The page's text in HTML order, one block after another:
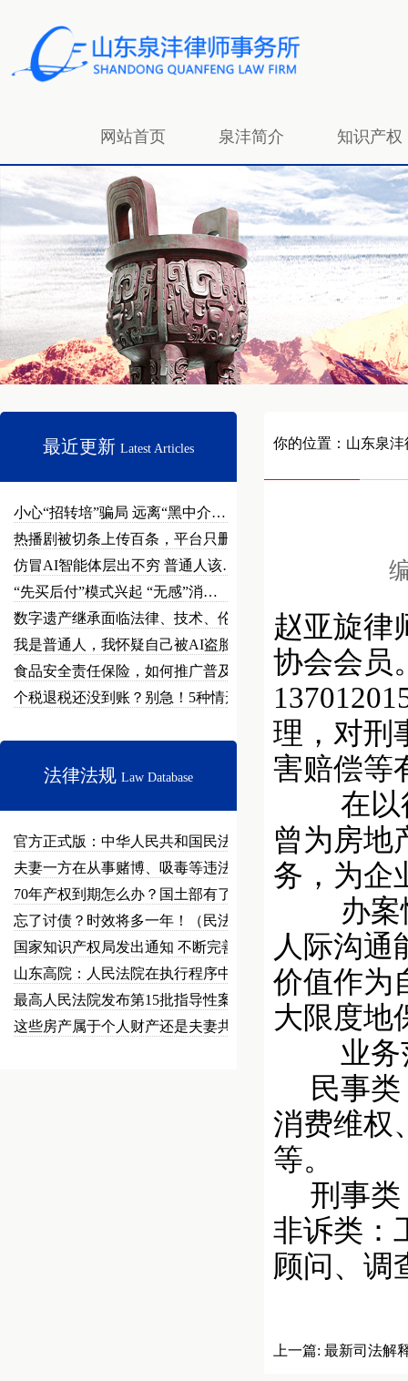
网站首页 泉沣简介 知识产权
招贤纳士
最近更新 Latest Articles
小心“招转培”骗局 远离“黑中介…
热播剧被切条上传百条，平台只删不…
仿冒AI智能体层出不穷 普通人该…
“先买后付”模式兴起 “无感”消…
数字遗产继承面临法律、技术、伦理…
我是普通人，我怀疑自己被AI盗脸…
食品安全责任保险，如何推广普及？
个税退税还没到账？别急！5种情形…
法律法规 Law Database
官方正式版：中华人民共和国民法总…
夫妻一方在从事赌博、吸毒等违法犯…
70年产权到期怎么办？国土部有了…
忘了讨债？时效将多一年！（民法草…
国家知识产权局发出通知 不断完善…
山东高院：人民法院在执行程序中可…
最高人民法院发布第15批指导性案…
这些房产属于个人财产还是夫妻共同…
你的位置： 山东泉
赵亚旋律
协会会员
理，对刑
害赔偿等
在以往
曾为房地
务，为企
办案恪
人际沟通
价值作为
大限度地
业务
民事类
消费维权
等。
刑事类
非诉类：
顾问、调
上一篇: 最新司法解